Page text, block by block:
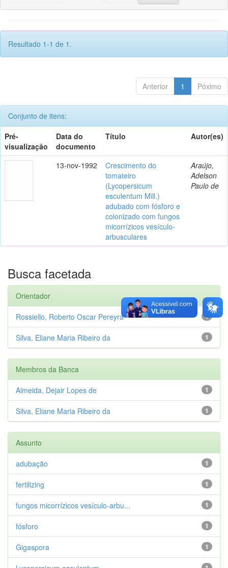
Resultado 1-1 de 1.
Anterior 1 Póximo
Conjunto de itens:
Pré-
visualização
Data do
documento
Título Autor(es)
13-nov-1992
Crescimento do
tomateiro
(Lycopersicum
esculentum Mill.)
adubado com fósforo e
colonizado com fungos
micorrízicos vesículo-
arbusculares
Araújo,
Adelson
Paulo de
Busca facetada
Orientador
1
Rossiello, Roberto Oscar Pereyra
1
Silva, Eliane Maria Ribeiro da
Membros da Banca
1
Almeida, Dejair Lopes de
1
Silva, Eliane Maria Ribeiro da
Assunto
1
adubação
1
fertilizing
1
fungos micorrízicos vesículo-arbu...
1
fósforo
1
Gigaspora